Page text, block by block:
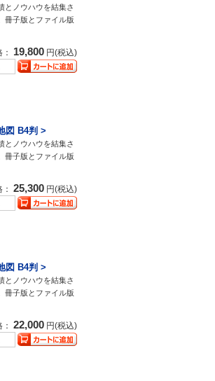
とノウハウを結集さ
冊子版とファイル版
19,800 円(税込)
図 B4判 >
とノウハウを結集さ
冊子版とファイル版
25,300 円(税込)
図 B4判 >
とノウハウを結集さ
冊子版とファイル版
22,000 円(税込)